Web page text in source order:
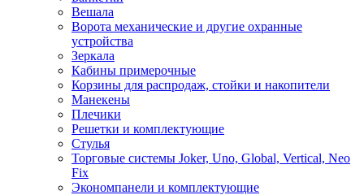
Вешала
Ворота механические и другие охранные
устройства
Зеркала
Кабины примерочные
Корзины для распродаж, стойки и накопители
Манекены
Плечики
Решетки и комплектующие
Стулья
Торговые системы Joker, Uno, Global, Vertical, Neo
Fix
Экономпанели и комплектующие